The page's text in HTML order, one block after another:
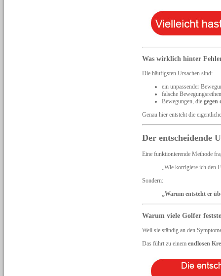
Was wirklich hinter
Die häufigsten Ursachen sind:
ein unpassender
falsche
Bewegungen, die gegen
Genau hier entsteht die
Der entscheidende
Eine funktionierende Methode
„Wie korrigiere ich den
Sondern:
„Warum entsteht er
Warum viele Golfer
Weil sie ständig an den
Das führt zu einem endlosen